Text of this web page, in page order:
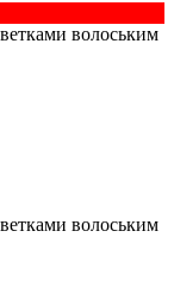
волоським
волоським